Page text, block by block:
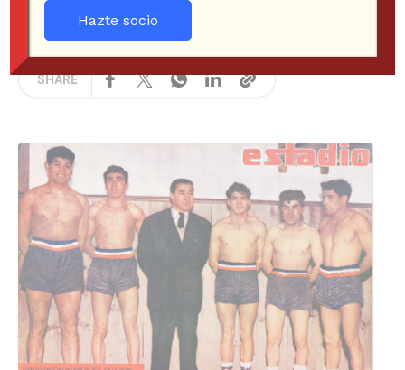
JORGE DROUILLAS ESPINOSA
8 years ago
SHARE
Hazte socio